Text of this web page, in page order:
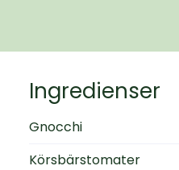
Ingredienser
Gnocchi
Körsbärstomater